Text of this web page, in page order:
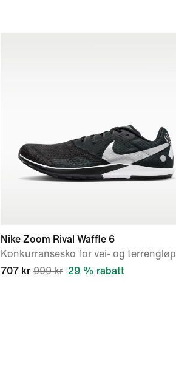
Nike Zoom Rival Waffle 6
Konkurransesko for vei- og terrengløp
707 kr 999 kr 29 % rabatt